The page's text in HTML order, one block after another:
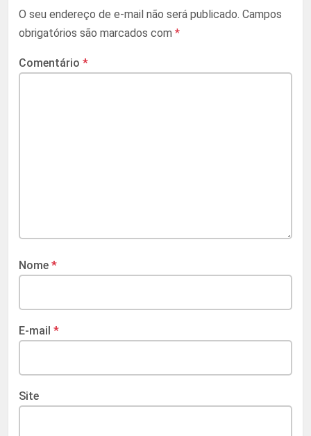
O seu endereço de e-mail não será publicado. Campos
obrigatórios são marcados com *
Comentário *
Nome *
E-mail *
Site